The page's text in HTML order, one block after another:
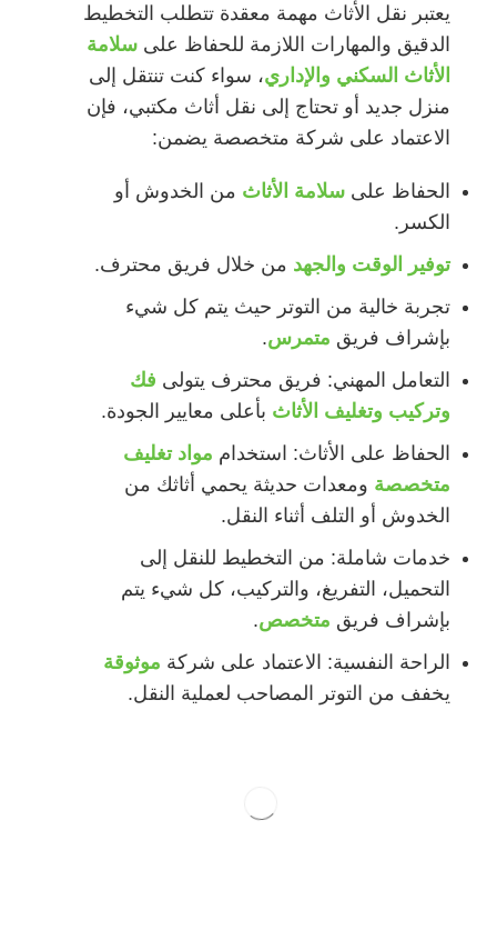
يعتبر نقل الأثاث مهمة معقدة تتطلب التخطيط
الدقيق والمهارات اللازمة للحفاظ علىسلامة
الأثاث السكني والإداري، سواء كنت تنتقل إلى
منزل جديد أو تحتاج إلى نقل أثاث مكتبي، فإن
الاعتماد على شركة متخصصة يضمن:
الحفاظ علىسلامة الأثاث من الخدوش أو
الكسر.
توفير الوقت والجهد من خلال فريق محترف.
تجربة خالية من التوتر حيث يتم كل شيء
بإشراف فريق متمرس.
التعامل المهني: فريق محترف يتولى فك
وتركيب وتغليف الأثاث بأعلى معايير الجودة.
الحفاظ على الأثاث: استخدام مواد تغليف
متخصصة ومعدات حديثة يحمي أثاثك من
الخدوش أو التلف أثناء النقل.
خدمات شاملة: من التخطيط للنقل إلى
التحميل، التفريغ، والتركيب، كل شيء يتم
بإشراف فريق متخصص.
الراحة النفسية: الاعتماد على شركة موثوقة
يخفف من التوتر المصاحب لعملية النقل.